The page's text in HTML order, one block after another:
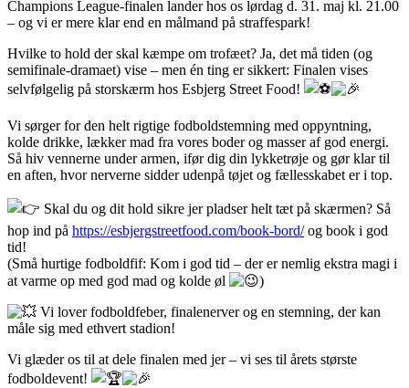
Champions League-finalen lander hos os lørdag d. 31. maj kl. 21.00
– og vi er mere klar end en målmand på straffespark!
Hvilke to hold der skal kæmpe om trofæet? Ja, det må tiden (og
semifinale-dramaet) vise – men én ting er sikkert: Finalen vises
selvfølgelig på storskærm hos Esbjerg Street Food!
Vi sørger for den helt rigtige fodboldstemning med oppyntning,
kolde drikke, lækker mad fra vores boder og masser af god energi.
Så hiv vennerne under armen, ifør dig din lykketrøje og gør klar til
en aften, hvor nerverne sidder udenpå tøjet og fællesskabet er i top.
Skal du og dit hold sikre jer pladser helt tæt på skærmen? Så
hop ind på https://esbjergstreetfood.com/book-bord/og book i god
tid!
(Små hurtige fodboldfif: Kom i god tid – der er nemlig ekstra magi i
at varme op med god mad og kolde øl
)
Vi lover fodboldfeber, finalenerver og en stemning, der kan
måle sig med ethvert stadion!
Vi glæder os til at dele finalen med jer – vi ses til årets største
fodboldevent!